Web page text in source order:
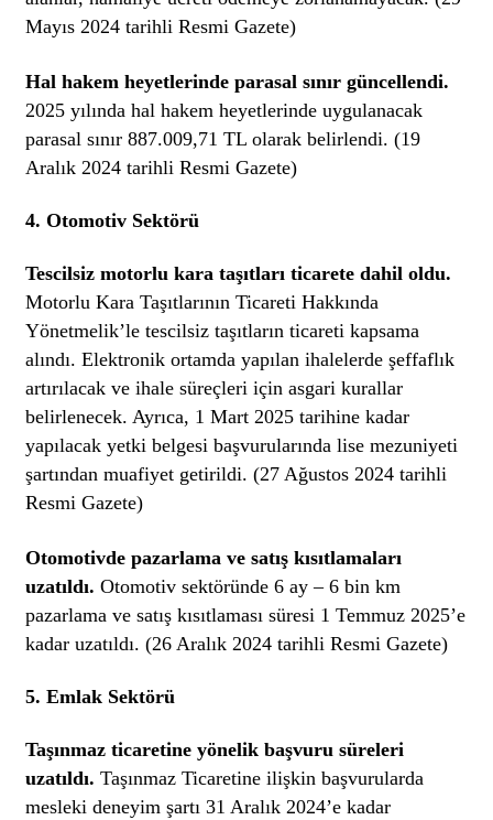
Mayıs 2024 tarihli Resmi Gazete)
Hal hakem heyetlerinde parasal sınır güncellendi.
2025 yılında hal hakem heyetlerinde uygulanacak
parasal sınır 887.009,71 TL olarak belirlendi. (19
Aralık 2024 tarihli Resmi Gazete)
4. Otomotiv Sektörü
Tescilsiz motorlu kara taşıtları ticarete dahil oldu.
Motorlu Kara Taşıtlarının Ticareti Hakkında
Yönetmelik’le tescilsiz taşıtların ticareti kapsama
alındı. Elektronik ortamda yapılan ihalelerde şeffaflık
artırılacak ve ihale süreçleri için asgari kurallar
belirlenecek. Ayrıca, 1 Mart 2025 tarihine kadar
yapılacak yetki belgesi başvurularında lise mezuniyeti
şartından muafiyet getirildi. (27 Ağustos 2024 tarihli
Resmi Gazete)
Otomotivde pazarlama ve satış kısıtlamaları
uzatıldı. Otomotiv sektöründe 6 ay – 6 bin km
pazarlama ve satış kısıtlaması süresi 1 Temmuz 2025’e
kadar uzatıldı. (26 Aralık 2024 tarihli Resmi Gazete)
5. Emlak Sektörü
Taşınmaz ticaretine yönelik başvuru süreleri
uzatıldı. Taşınmaz Ticaretine ilişkin başvurularda
mesleki deneyim şartı 31 Aralık 2024’e kadar